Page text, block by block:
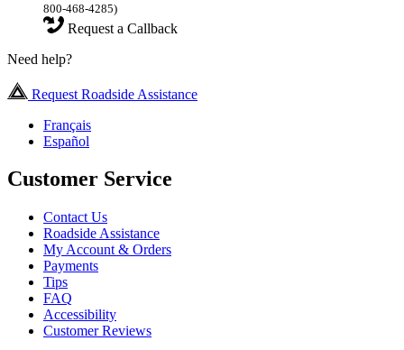
800-468-4285)
Request a Callback
Need help?
Request Roadside Assistance
Français
Español
Customer Service
Contact Us
Roadside Assistance
My Account & Orders
Payments
Tips
FAQ
Accessibility
Customer Reviews